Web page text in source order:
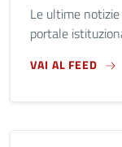
Le ultime
portale
VAI AL FEED